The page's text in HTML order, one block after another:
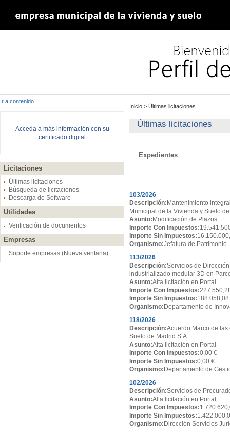
Ir a contenido
Acceda a más información con su
certificado digital
Licitaciones
Últimas licitaciones
Búsqueda de licitaciones
Descarga de Software
Utilidades
Verificación de documentos
Empresas
Soporte empresas (Nueva ventana)
Inicio > Últimas licitaciones
Últimas licitaciones
Expedientes
103/2026
Descripción: Mantenimiento
Municipal de la Vivienda y Suelo
Asunto: Modificación de Plazos
Importe Con Impuestos:
Importe Sin Impuestos:
Organismo:Jefatura de Patrimonio
113/2026
Descripción:Servicios de
industrializado modular 3D en
Asunto:Alta licitación en Portal
Importe Con Impuestos:
Importe Sin Impuestos:188.058,08
Organismo: Departamento de
118/2026
Descripción:Acuerdo Marco de
Suelo de Madrid S.A.
Asunto:Alta licitación en Portal
Importe Con Impuestos:0,00 €
Importe Sin Impuestos:0,00 €
Organismo: Departamento de
102/2026
Descripción:Servicios de
Asunto:Alta licitación en Portal
Importe Con Impuestos:
Importe Sin Impuestos:
Organismo: Dirección Servicios